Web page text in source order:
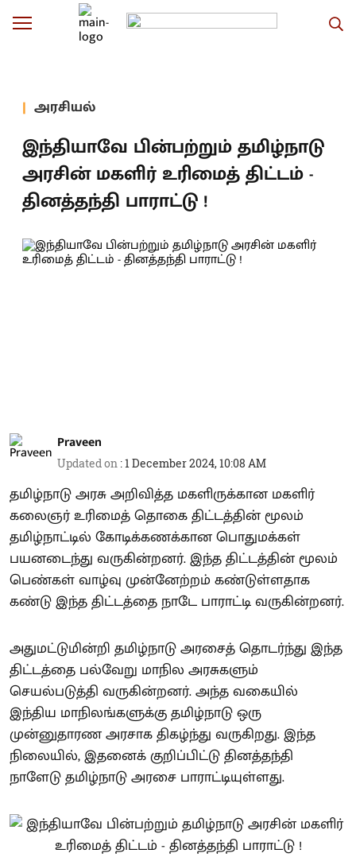
அரசியல்
இந்தியாவே பின்பற்றும் தமிழ்நாடு
அரசின் மகளிர் உரிமைத் திட்டம் -
தினத்தந்தி பாராட்டு !
Praveen
Updated on :1 December 2024, 10:08 AM
தமிழ்நாடு அரசு அறிவித்த மகளிருக்கான மகளிர்
கலைஞர் உரிமைத் தொகை திட்டத்தின் மூலம்
தமிழ்நாட்டில் கோடிக்கணக்கான பொதுமக்கள்
பயனடைந்து வருகின்றனர். இந்த திட்டத்தின் மூலம்
பெண்கள் வாழ்வு முன்னேற்றம் கண்டுள்ளதாக
கண்டு இந்த திட்டத்தை நாடே பாராட்டி வருகின்றனர்.
அதுமட்டுமின்றி தமிழ்நாடு அரசைத் தொடர்ந்து இந்த
திட்டத்தை பல்வேறு மாநில அரசுகளும்
செயல்படுத்தி வருகின்றனர். அந்த வகையில்
இந்திய மாநிலங்களுக்கு தமிழ்நாடு ஒரு
முன்னுதாரண அரசாக திகழ்ந்து வருகிறது. இந்த
நிலையில், இதனைக் குறிப்பிட்டு தினத்தந்தி
நாளேடு தமிழ்நாடு அரசை பாராட்டியுள்ளது.